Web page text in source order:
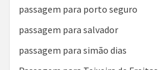
passagem para porto seguro
passagem para salvador
passagem para simão dias